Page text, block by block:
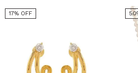
17% OFF